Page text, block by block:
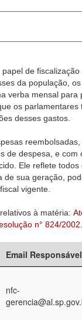
de fiscalização
da população, os
verba mensal para
os parlamentares
desses gastos.
reembolsadas,
de despesa, e com
Ele reflete todos
de sua geração,
vigente.
à matéria:
n° 824/2002
Email Responsável
nfc-